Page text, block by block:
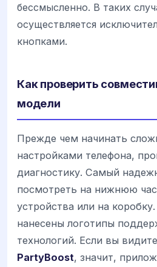
бессмысленно. В таких
осуществляется
кнопками.
Как проверить
модели
Прежде чем начинать
настройками телефона,
диагностику. Самый
посмотреть на нижнюю
устройства или на
нанесены логотипы
технологий. Если вы
PartyBoost, значит,